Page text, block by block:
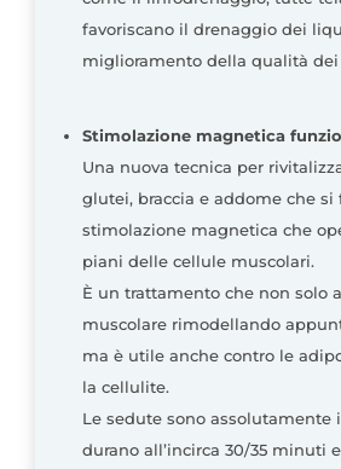
favoriscano il drenaggio dei
miglioramento della qualità
Stimolazione magnetica
Una nuova tecnica per
glutei, braccia e addome che si
stimolazione magnetica che
piani delle cellule muscolari.
È un trattamento che non solo
muscolare rimodellando
ma è utile anche contro le
la cellulite.
Le sedute sono assolutamente
durano all’incirca 30/35 minuti